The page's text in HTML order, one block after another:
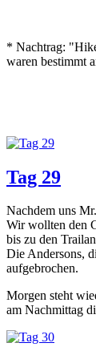
* Nachtrag:
waren bestimmt
Tag 29
Nachdem uns
Wir wollten den
bis zu den
Die Andersons,
aufgebrochen.
Morgen steht
am Nachmittag